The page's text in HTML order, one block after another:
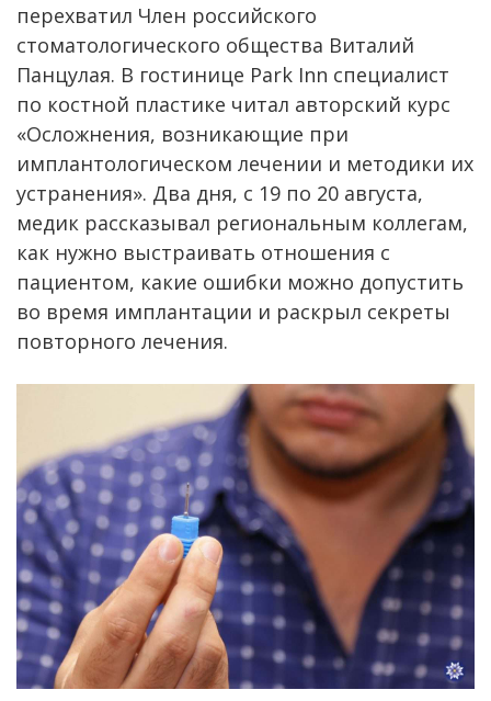
перехватил Член российского
стоматологического общества Виталий
Панцулая. В гостинице Park Inn специалист
по костной пластике читал авторский курс
«Осложнения, возникающие при
имплантологическом лечении и методики их
устранения». Два дня, с 19 по 20 августа,
медик рассказывал региональным коллегам,
как нужно выстраивать отношения с
пациентом, какие ошибки можно допустить
во время имплантации и раскрыл секреты
повторного лечения.